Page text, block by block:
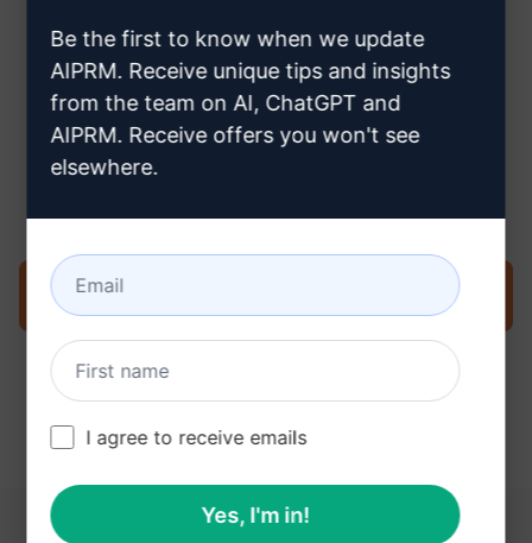
Paso 3: Utiliza el Prompt en tu
ESTOS ENLACES PUEDEN RESULTARLE ÚTILES
Be the first to know when we update
AIPRM. Receive unique tips and insights
from the team on AI, ChatGPT and
AIPRM. Receive offers you won't see
elsewhere.
I agree to receive emails
Yes, I'm in!